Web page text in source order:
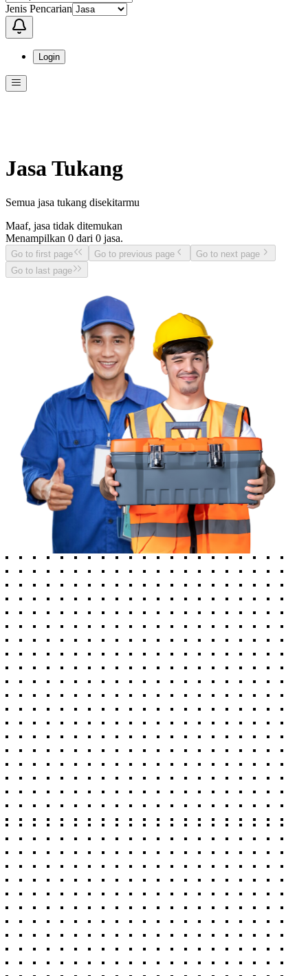
Jenis Pencarian
Login
Jasa Tukang
Semua jasa tukang disekitarmu
Maaf, jasa tidak ditemukan
Menampilkan 0 dari 0 jasa.
Go to first page Go to previous page
Go to next page
Go to last page